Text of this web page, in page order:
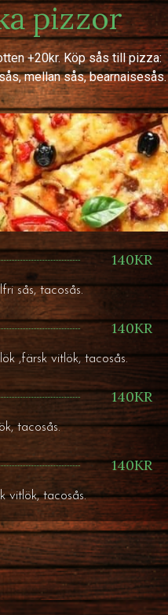
pizzor
+20kr. Köp sås till pizza:
mellan sås, bearnaisesås.
140KR
sås, tacosås.
140KR
,färsk vitlök, tacosås.
140KR
tacosås.
140KR
vitlök, tacosås.